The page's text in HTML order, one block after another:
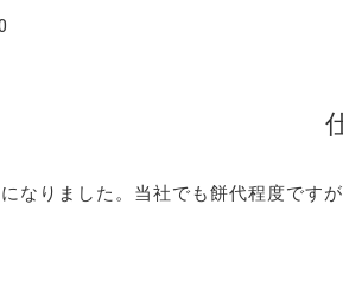
なりました。当社でも餅代程度です